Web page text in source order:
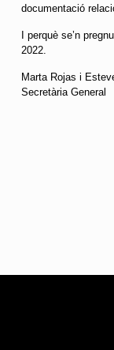
documentació
I perquè se’n
2022.
Marta Rojas i
Secretària General